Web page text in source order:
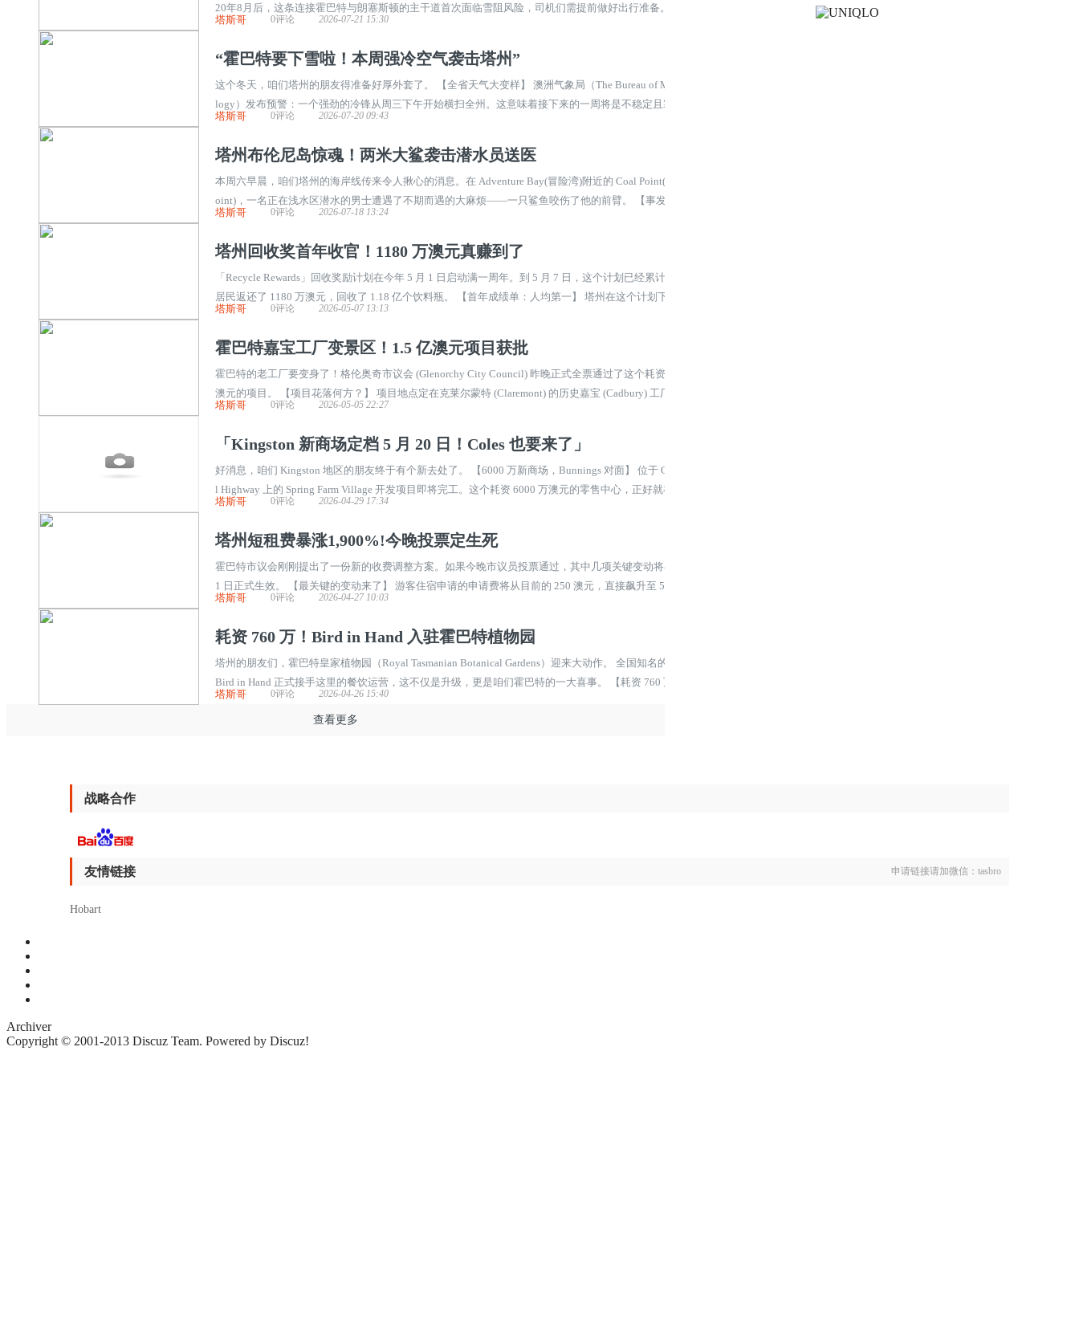
塔斯哥 0评论 2026-07-21 15:30
20年8月后，这条连接霍巴特与朗塞斯顿的主干道首次面临雪阻风险，司机们需提前做好出行准备。 【雪
阻概率高：高速海拔500米是关键】 澳洲气象局气象学家贝琳达·豪斯(Belin ...
“霍巴特要下雪啦！本周强冷空气袭击塔州”
塔斯哥 0评论 2026-07-20 09:43
这个冬天，咱们塔州的朋友得准备好厚外套了。 【全省天气大变样】 澳洲气象局（The Bureau of Meteoro
logy）发布预警：一个强劲的冷锋从周三下午开始横扫全州。这意味着接下来的一周将是不稳定且寒冷的
几天。 本周三至周五，降水和降雪、甚至冰雹以及阵风大风都会一 ...
塔州布伦尼岛惊魂！两米大鲨袭击潜水员送医
塔斯哥 0评论 2026-07-18 13:24
本周六早晨，咱们塔州的海岸线传来令人揪心的消息。在 Adventure Bay(冒险湾)附近的 Coal Point(Coal P
oint)，一名正在浅水区潜水的男士遭遇了不期而遇的大麻烦——一只鲨鱼咬伤了他的前臂。 【事发经
过：深水下的意外遭遇战】 当时这名 31 岁的男子正与另外两人一起潜水 ...
塔州回收奖首年收官！1180 万澳元真赚到了
塔斯哥 0评论 2026-05-07 13:13
「Recycle Rewards」回收奖励计划在今年 5 月 1 日启动满一周年。到 5 月 7 日，这个计划已经累计向塔州
居民返还了 1180 万澳元，回收了 1.18 亿个饮料瓶。 【首年成绩单：人均第一】 塔州在这个计划下，拿
到的人均返还金额是澳洲所有回收计划里最高的。平均每人通过逆向 ...
霍巴特嘉宝工厂变景区！1.5 亿澳元项目获批
塔斯哥 0评论 2026-05-05 22:27
霍巴特的老工厂要变身了！格伦奥奇市议会 (Glenorchy City Council) 昨晚正式全票通过了这个耗资 1.5 亿
澳元的项目。 【项目花落何方？】 项目地点定在克莱尔蒙特 (Claremont) 的历史嘉宝 (Cadbury) 工厂遗
址。新名字叫做“巧克力体验中心”（The Chocolate Experience at ...
「Kingston 新商场定档 5 月 20 日！Coles 也要来了」
塔斯哥 0评论 2026-04-29 17:34
好消息，咱们 Kingston 地区的朋友终于有个新去处了。 【6000 万新商场，Bunnings 对面】 位于 Channe
l Highway 上的 Spring Farm Village 开发项目即将完工。这个耗资 6000 万澳元的零售中心，正好就在 Bun
nings 对面。目前现场还有 350 多名工人在做最后的安装工作。 5 ...
塔州短租费暴涨1,900%!今晚投票定生死
塔斯哥 0评论 2026-04-27 10:03
霍巴特市议会刚刚提出了一份新的收费调整方案。如果今晚市议员投票通过，其中几项关键变动将在 7 月
1 日正式生效。 【最关键的变动来了】 游客住宿申请的申请费将从目前的 250 澳元，直接飙升至 5000 澳
元。涨幅达到 1,900%，是拟议的 1100 多项收费中涨幅最大的一项。这 ...
耗资 760 万！Bird in Hand 入驻霍巴特植物园
塔斯哥 0评论 2026-04-26 15:40
塔州的朋友们，霍巴特皇家植物园（Royal Tasmanian Botanical Gardens）迎来大动作。 全国知名的酒庄
Bird in Hand 正式接手这里的餐饮运营，这不仅是升级，更是咱们霍巴特的一大喜事。 【耗资 760 万的大
改造】 这次项目投资 760 万澳元，由塔州政府资助。 负责公园事务 ...
查看更多
战略合作
申请链接请加微信：tasbro
友情链接
Hobart
Archiver
Copyright © 2001-2013 Discuz Team. Powered by Discuz!